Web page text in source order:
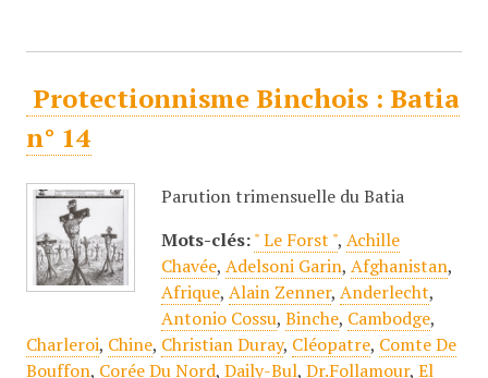
Protectionnisme Binchois : Batia
n° 14
Parution trimensuelle du Batia
Mots-clés: " Le Forst ", Achille
Chavée, Adelsoni Garin, Afghanistan,
Afrique, Alain Zenner, Anderlecht,
Antonio Cossu, Binche, Cambodge,
Charleroi, Chine, Christian Duray, Cléopatre, Comte De
Bouffon, Corée Du Nord, Daily-Bul, Dr.Follamour, El